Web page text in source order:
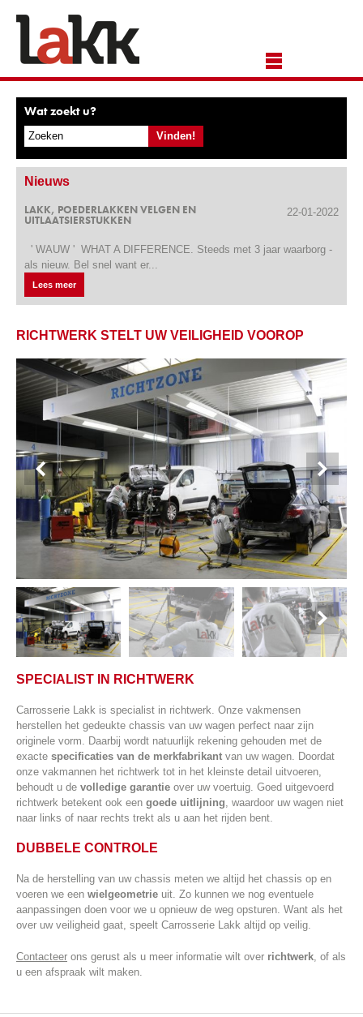
Wat zoekt u?
Nieuws
22-01-2022
LAKK, POEDERLAKKEN VELGEN EN
UITLAATSIERSTUKKEN
' WAUW ' WHAT A DIFFERENCE. Steeds met 3 jaar waarborg -
als nieuw. Bel snel want er...
Lees meer
RICHTWERK STELT UW VEILIGHEID VOOROP
SPECIALIST IN RICHTWERK
Carrosserie Lakk is specialist in richtwerk. Onze vakmensen
herstellen het gedeukte chassis van uw wagen perfect naar zijn
originele vorm. Daarbij wordt natuurlijk rekening gehouden met de
exacte specificaties van de merkfabrikant van uw wagen. Doordat
onze vakmannen het richtwerk tot in het kleinste detail uitvoeren,
behoudt u de volledige garantie over uw voertuig. Goed uitgevoerd
richtwerk betekent ook een goede uitlijning, waardoor uw wagen niet
naar links of naar rechts trekt als u aan het rijden bent.
DUBBELE CONTROLE
Na de herstelling van uw chassis meten we altijd het chassis op en
voeren we een wielgeometrie uit. Zo kunnen we nog eventuele
aanpassingen doen voor we u opnieuw de weg opsturen. Want als het
over uw veiligheid gaat, speelt Carrosserie Lakk altijd op veilig.
Contacteer ons gerust als u meer informatie wilt over richtwerk, of als
u een afspraak wilt maken.